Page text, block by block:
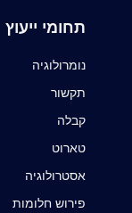
תחומי ייעוץ
נומרולוגיה
תקשור
קבלה
טארוט
אסטרולוגיה
פירוש חלומות